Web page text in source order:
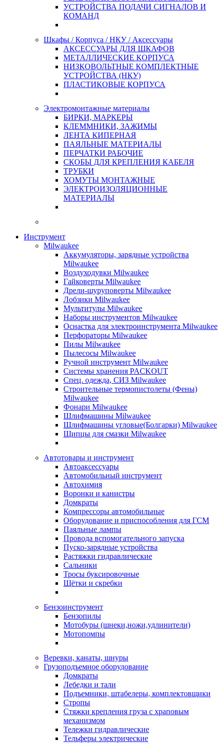
УСТРОЙСТВА ПОДАЧИ СИГНАЛОВ И
КОМАНД
Шкафы / Корпуса / НКУ / Аксессуары
АКСЕССУАРЫ ДЛЯ ШКАФОВ
МЕТАЛЛИЧЕСКИЕ КОРПУСА
НИЗКОВОЛЬТНЫЕ КОМПЛЕКТНЫЕ
УСТРОЙСТВА (НКУ)
ПЛАСТИКОВЫЕ КОРПУСА
Электромонтажные материалы
БИРКИ, МАРКЕРЫ
КЛЕММНИКИ, ЗАЖИМЫ
ЛЕНТА КИПЕРНАЯ
ПАЯЛЬНЫЕ МАТЕРИАЛЫ
ПЕРЧАТКИ РАБОЧИЕ
СКОБЫ ДЛЯ КРЕПЛЕНИЯ КАБЕЛЯ
ТРУБКИ
ХОМУТЫ МОНТАЖНЫЕ
ЭЛЕКТРОИЗОЛЯЦИОННЫЕ
МАТЕРИАЛЫ
Инструмент
Milwaukee
Аккумуляторы, зарядные устройства
Milwaukee
Воздуходувки Milwaukee
Гайковерты Milwaukee
Дрели-шуруповерты Milwaukee
Лобзики Milwaukee
Мультитулы Milwaukee
Наборы инструментов Milwaukee
Оснастка для электроинструмента Milwaukee
Перфораторы Milwaukee
Пилы Milwaukee
Пылесосы Milwaukee
Ручной инструмент Milwaukee
Системы хранения PACKOUT
Спец. одежда, СИЗ Milwaukee
Строительные термопистолеты (Фены)
Milwaukee
Фонари Milwaukee
Шлифмашины Milwaukee
Шлифмашины угловые(Болгарки) Milwaukee
Щипцы для смазки Milwaukee
Автотовары и инструмент
Автоаксессуары
Автомобильный инструмент
Автохимия
Воронки и канистры
Домкраты
Компрессоры автомобильные
Оборудование и приспособления для ГСМ
Паяльные лампы
Провода вспомогательного запуска
Пуско-зарядные устройства
Растяжки гидравлические
Сальники
Тросы буксировочные
Щётки и скребки
Бензоинструмент
Бензопилы
Мотобуры (шнеки,ножи,удлинители)
Мотопомпы
Веревки, канаты, шнуры
Грузоподъемное оборудование
Домкраты
Лебедки и тали
Подъемники, штабелеры, комплектовщики
Стропы
Стяжки крепления груза с храповым
механизмом
Тележки гидравлические
Тельферы электрические